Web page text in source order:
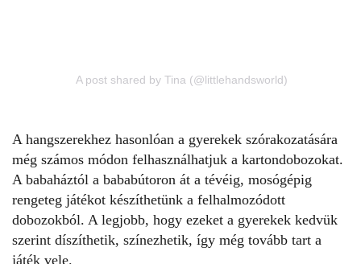
A post shared by Tina (@littlehandsworld)
A hangszerekhez hasonlóan a gyerekek szórakozatására
még számos módon felhasználhatjuk a kartondobozokat.
A babaháztól a bababútoron át a tévéig, mosógépig
rengeteg játékot készíthetünk a felhalmozódott
dobozokból. A legjobb, hogy ezeket a gyerekek kedvük
szerint díszíthetik, színezhetik, így még tovább tart a
játék vele.